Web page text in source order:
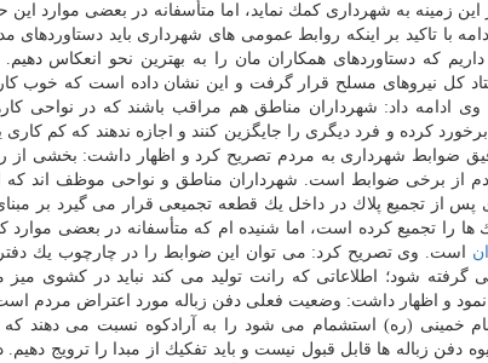
به شهرداری كمك نماید، اما متأسفانه در بعضی موارد این
با تاكید بر اینكه روابط عمومی های شهرداری باید دستاوردهای
كه دستاوردهای همكاران مان را به بهترین نحو انعكاس دهیم.
كل نیروهای مسلح قرار گرفت و این نشان داده است كه خوب
وی ادامه داد: شهرداران مناطق هم مراقب باشند كه در نواحی
كرده و فرد دیگری را جایگزین كنند و اجازه ندهند كه كم
ضوابط شهرداری به مردم تصریح كرد و اظهار داشت: بخشی از
از برخی ضوابط است. شهرداران مناطق و نواحی موظف اند كه
پس از تجمیع پلاك در داخل یك قطعه تجمیعی قرار می گیرد بر
را تجمیع كرده است، اما شنیده ام كه متأسفانه در بعضی موارد
است. وی تصریح كرد: می توان این ضوابط را در چارچوب یك
شود؛ اطلاعاتی كه رانت تولید می كند نباید در كشوی میز
و اظهار داشت: وضعیت فعلی دفن زباله مورد اعتراض مردم است
خمینی (ره) استشمام می شود را به آرادكوه نسبت می دهند
زباله ها قابل قبول نیست و باید تفكیك از مبدا را ترویج دهیم.